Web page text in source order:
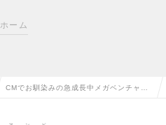
ホーム
CMでお馴染みの急成長中メガベンチャ